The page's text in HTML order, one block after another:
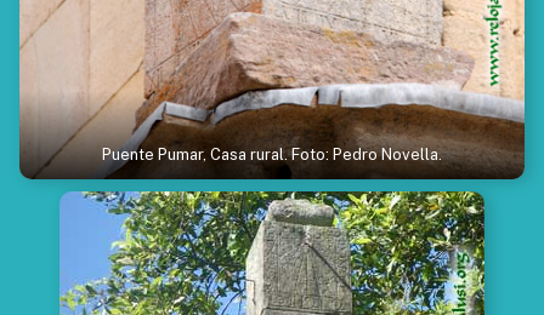
Puente Pumar, Casa rural. Foto: Pedro Novella.